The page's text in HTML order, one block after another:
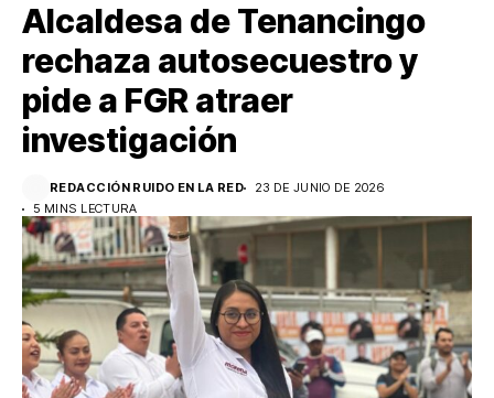
Alcaldesa de Tenancingo
rechaza autosecuestro y
pide a FGR atraer
investigación
REDACCIÓN RUIDO EN LA RED
23 DE JUNIO DE 2026
5 MINS LECTURA